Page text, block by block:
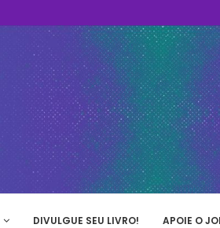
DIVULGUE SEU LIVRO! APOIE O